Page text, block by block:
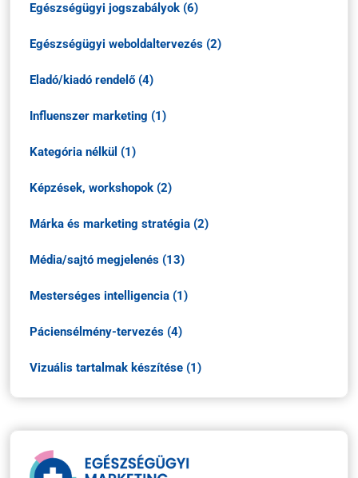
Egészségügyi jogszabályok (6)
Egészségügyi weboldaltervezés (2)
Eladó/kiadó rendelő (4)
Influenszer marketing (1)
Kategória nélkül (1)
Képzések, workshopok (2)
Márka és marketing stratégia (2)
Média/sajtó megjelenés (13)
Mesterséges intelligencia (1)
Páciensélmény-tervezés (4)
Vizuális tartalmak készítése (1)